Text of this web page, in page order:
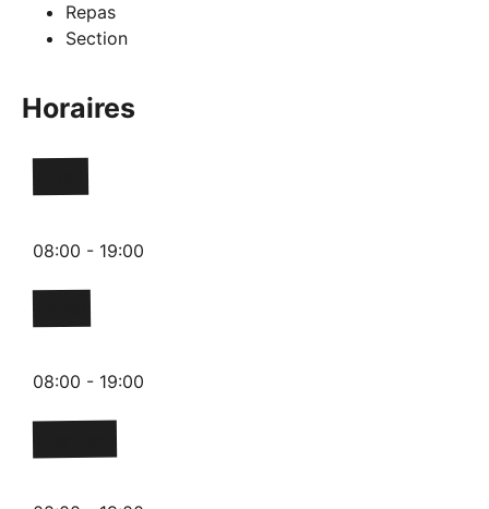
Repas
Section
Horaires
08:00 - 19:00
08:00 - 19:00